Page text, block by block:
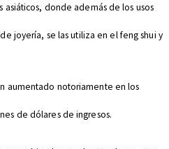
donde además de los usos
joyería, se las utiliza en el feng shui y
aumentado notoriamente en los
de dólares de ingresos.